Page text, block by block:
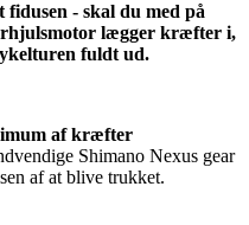
- skal du med på
lægger kræfter i,
fuldt ud.
af kræfter
Shimano Nexus gear
af at blive trukket.